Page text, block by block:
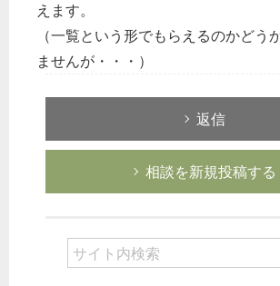
えます。
（一覧という形でもらえるのかどう
ませんが・・・）
返信
相談を新規投稿する